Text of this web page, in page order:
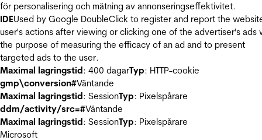
för personalisering och mätning av annonseringseffektivitet.
IDEUsed by Google DoubleClick to register and report the
user's actions after viewing or clicking one of the advertiser's ads
the purpose of measuring the efficacy of an ad and to present
targeted ads to the user.
Maximal lagringstid: 400 dagarTyp: HTTP-cookie
gmp\conversion#Väntande
Maximal lagringstid: SessionTyp: Pixelspårare
ddm/activity/src=#Väntande
Maximal lagringstid: SessionTyp: Pixelspårare
Microsoft